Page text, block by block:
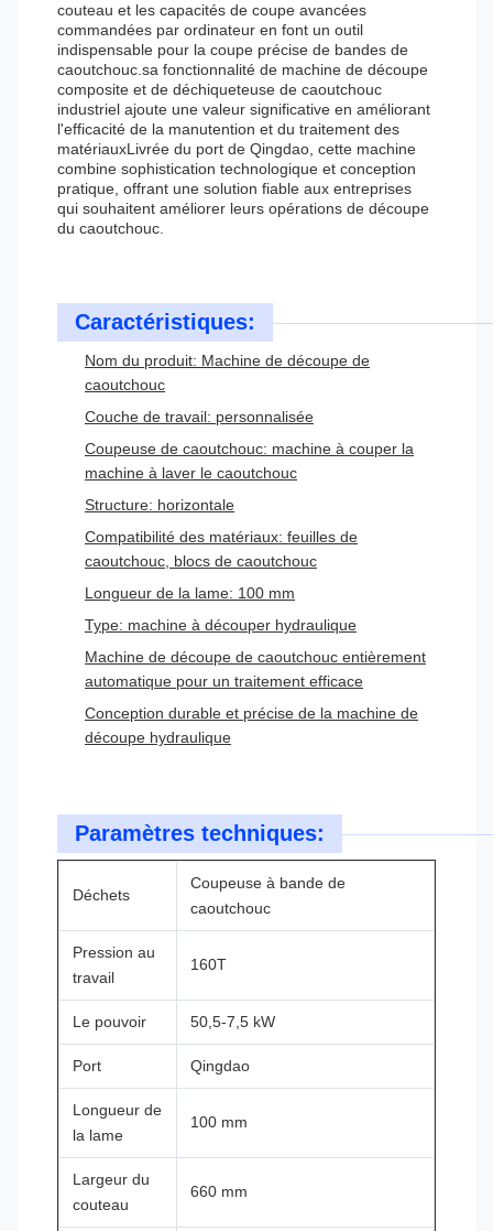
couteau et les capacités de coupe avancées
commandées par ordinateur en font un outil
indispensable pour la coupe précise de bandes de
caoutchouc.sa fonctionnalité de machine de découpe
composite et de déchiqueteuse de caoutchouc
industriel ajoute une valeur significative en améliorant
l'efficacité de la manutention et du traitement des
matériauxLivrée du port de Qingdao, cette machine
combine sophistication technologique et conception
pratique, offrant une solution fiable aux entreprises
qui souhaitent améliorer leurs opérations de découpe
du caoutchouc.
Caractéristiques:
Nom du produit: Machine de découpe de
caoutchouc
Couche de travail: personnalisée
Coupeuse de caoutchouc: machine à couper la
machine à laver le caoutchouc
Structure: horizontale
Compatibilité des matériaux: feuilles de
caoutchouc, blocs de caoutchouc
Longueur de la lame: 100 mm
Type: machine à découper hydraulique
Machine de découpe de caoutchouc entièrement
automatique pour un traitement efficace
Conception durable et précise de la machine de
découpe hydraulique
Paramètres techniques:
Déchets
Coupeuse à bande de
caoutchouc
Pression au
travail
160T
Le pouvoir 50,5-7,5 kW
Port Qingdao
Longueur de
la lame
100 mm
Largeur du
couteau
660 mm